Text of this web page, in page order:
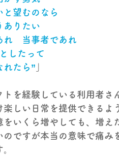
望むのなら
りたい
　当事者であれ
したって
たら”
を経験している利用者さ
しい日常を提供できるよ
をいくら増やしても、増え
ですが本当の意味で痛み